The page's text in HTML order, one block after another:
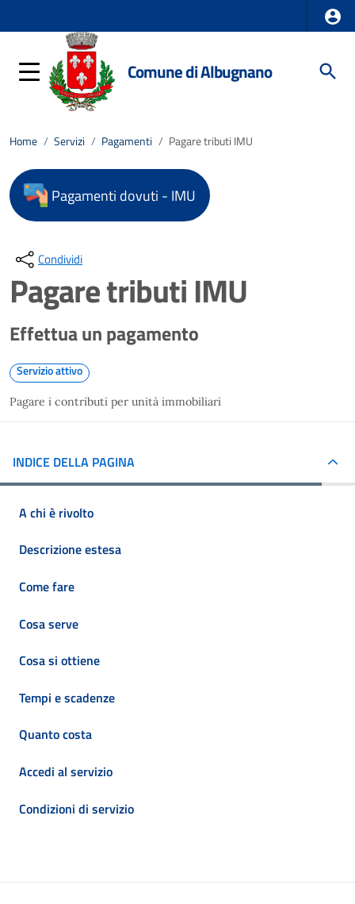
Comune di Albugnano
Home / Servizi / Pagamenti / Pagare tributi IMU
Pagamenti dovuti - IMU
Condividi
Pagare tributi IMU
Effettua un pagamento
Servizio attivo
Pagare i contributi per unità immobiliari
INDICE DELLA PAGINA
A chi è rivolto
Descrizione estesa
Come fare
Cosa serve
Cosa si ottiene
Tempi e scadenze
Quanto costa
Accedi al servizio
Condizioni di servizio